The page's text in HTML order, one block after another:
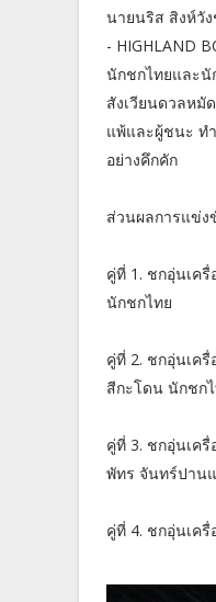
นายนริส สิงห์วั
- HIGHLAND
นักชกไทยและนั
สังเวียนดวลหมั
แพ้และผู้ชนะ ท
อย่างคึกคัก
ส่วนผลการแข่ง
คู่ที่ 1. ชกอุ่นเค
นักชกไทย
คู่ที่ 2. ชกอุ่นเค
สีกะโดน นักชก
คู่ที่ 3. ชกอุ่นเค
พัทร จันทร์ปาน
คู่ที่ 4. ชกอุ่นเค